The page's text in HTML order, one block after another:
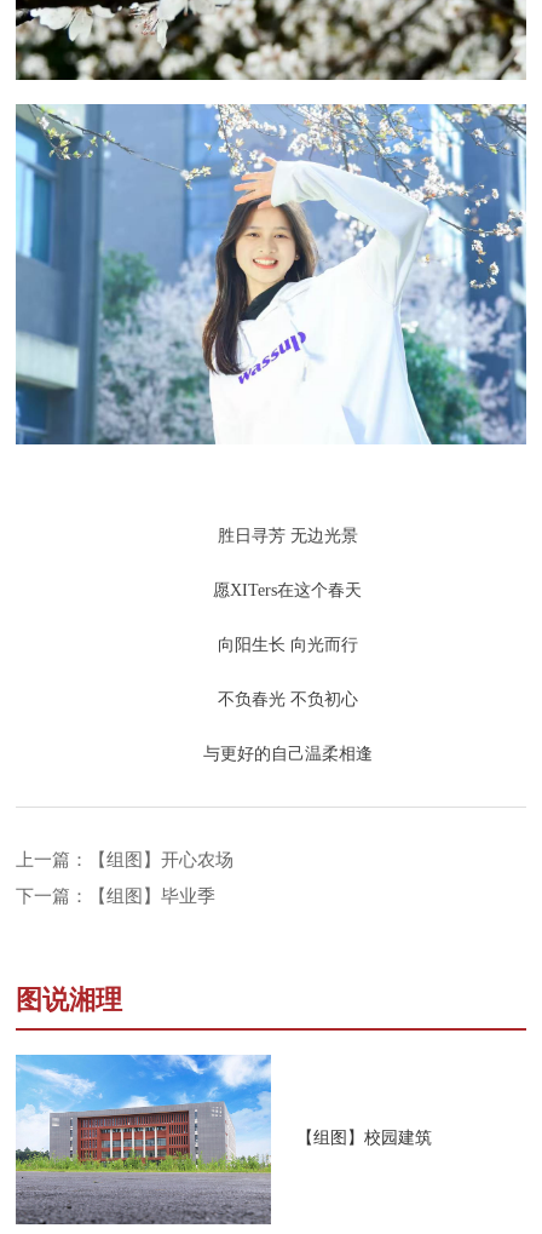
胜日寻芳 无边光景
愿XITers在这个春天
向阳生长 向光而行
不负春光 不负初心
与更好的自己温柔相逢
上一篇：【组图】开心农场
下一篇：【组图】毕业季
图说湘理
【组图】校园建筑